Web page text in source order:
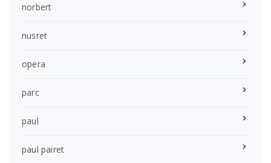
norbert
nusret
opera
parc
paul
paul pairet